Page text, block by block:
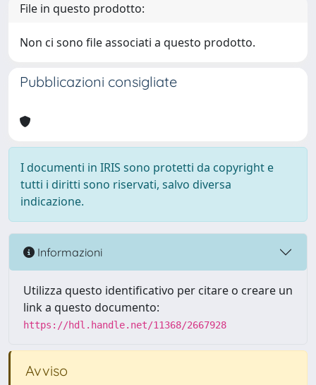
File in questo prodotto:
Non ci sono file associati a questo prodotto.
Pubblicazioni consigliate
I documenti in IRIS sono protetti da copyright e
tutti i diritti sono riservati, salvo diversa
indicazione.
Informazioni
Utilizza questo identificativo per citare o creare un
link a questo documento:
https://hdl.handle.net/11368/2667928
Avviso